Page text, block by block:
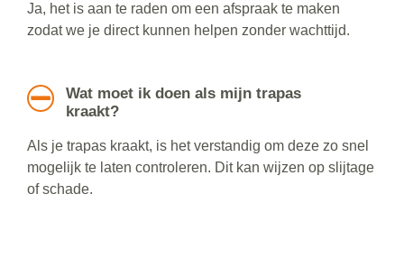
Ja, het is aan te raden om een afspraak te maken
zodat we je direct kunnen helpen zonder wachttijd.
Wat moet ik doen als mijn trapas
kraakt?
Als je trapas kraakt, is het verstandig om deze zo snel
mogelijk te laten controleren. Dit kan wijzen op slijtage
of schade.